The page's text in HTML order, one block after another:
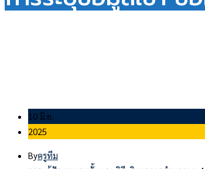
10 มิ.ย.
2025
Byครูทีม